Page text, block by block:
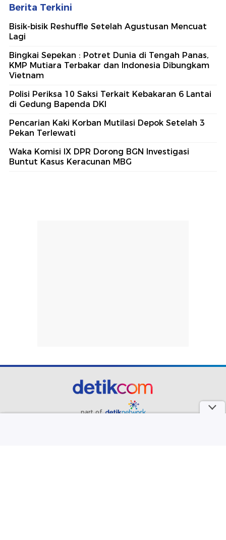
Berita Terkini
Bisik-bisik Reshuffle Setelah Agustusan Mencuat
Lagi
Bingkai Sepekan : Potret Dunia di Tengah Panas,
KMP Mutiara Terbakar dan Indonesia Dibungkam
Vietnam
Polisi Periksa 10 Saksi Terkait Kebakaran 6 Lantai
di Gedung Bapenda DKI
Pencarian Kaki Korban Mutilasi Depok Setelah 3
Pekan Terlewati
Waka Komisi IX DPR Dorong BGN Investigasi
Buntut Kasus Keracunan MBG
part of